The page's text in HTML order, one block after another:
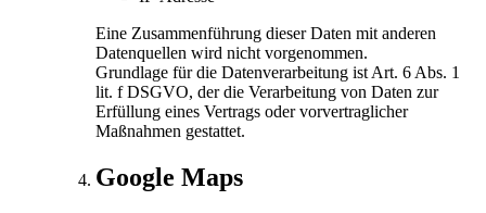
Eine Zusammenführung dieser Daten mit anderen
Datenquellen wird nicht vorgenommen.
Grundlage für die Datenverarbeitung ist Art. 6 Abs. 1
lit. f DSGVO, der die Verarbeitung von Daten zur
Erfüllung eines Vertrags oder vorvertraglicher
Maßnahmen gestattet.
Google Maps